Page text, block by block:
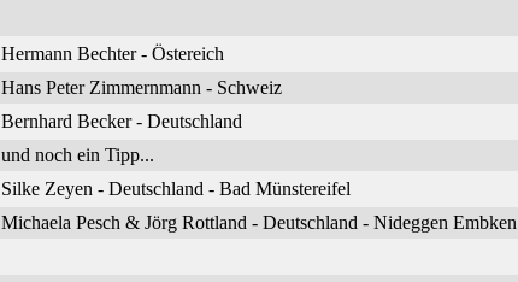
Hermann Bechter - Östereich
Hans Peter Zimmernmann - Schweiz
Bernhard Becker - Deutschland
und noch ein Tipp...
Silke Zeyen - Deutschland - Bad Münstereifel
Michaela Pesch & Jörg Rottland - Deutschland - Nideggen Embken